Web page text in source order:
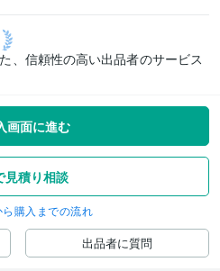
、信頼性の高い出品者のサービス
画面に進む
見積り相談
ら購入までの流れ
出品者に質問